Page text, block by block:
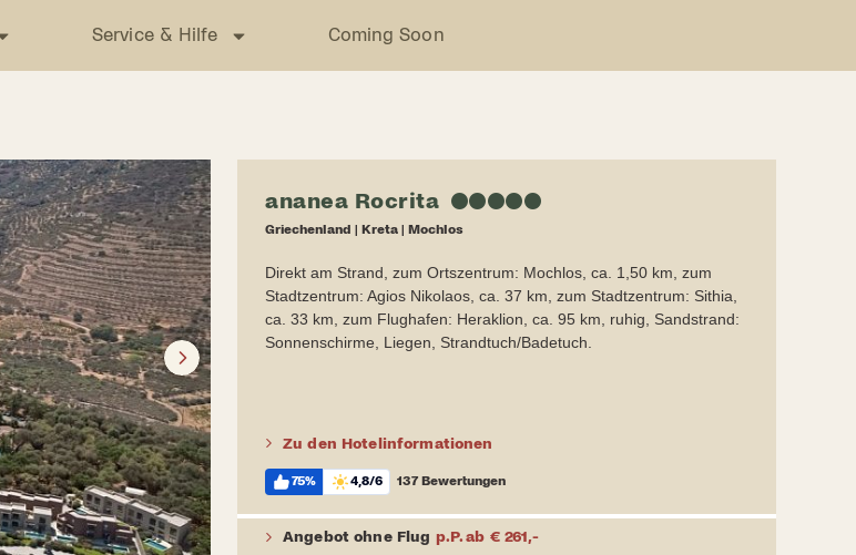
Service & Hilfe Coming Soon
Next
ananea Rocrita ★★★★★
Griechenland | Kreta | Mochlos
Direkt am Strand, zum Ortszentrum: Mochlos, ca. 1,50 km, zum
Stadtzentrum: Agios Nikolaos, ca. 37 km, zum Stadtzentrum: Sithia,
ca. 33 km, zum Flughafen: Heraklion, ca. 95 km, ruhig, Sandstrand:
Sonnenschirme, Liegen, Strandtuch/Badetuch.
Zu den Hotelinformationen
75% 4,8/6 137 Bewertungen
Angebot ohne Flug p.P. ab € 261,-